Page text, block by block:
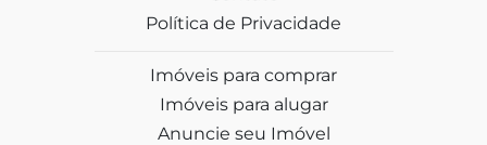
Política de Privacidade
Imóveis para comprar
Imóveis para alugar
Anuncie seu Imóvel